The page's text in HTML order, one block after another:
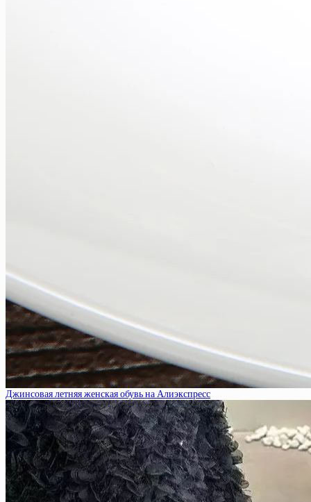
Джинсовая летняя женская обувь на Алиэкспресс